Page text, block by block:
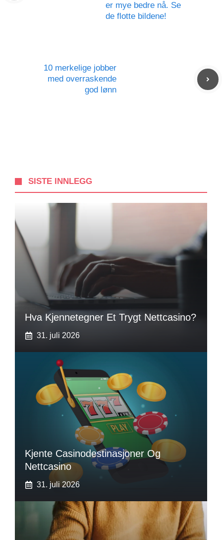
er mye bedre nå. Se
de flotte bildene!
10 merkelige jobber
med overraskende
god lønn
SISTE INNLEGG
Hva Kjennetegner Et Trygt Nettcasino?
31. juli 2026
Kjente Casinodestinasjoner Og
Nettcasino
31. juli 2026